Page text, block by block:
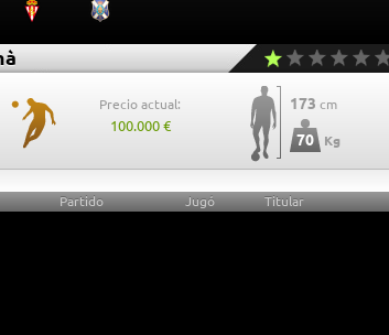
Precio actual:
100.000 €
173 cm
70 Kg
Partido Jugó Titular